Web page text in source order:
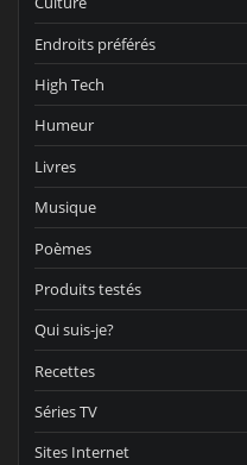
Endroits préférés
High Tech
Humeur
Livres
Musique
Poèmes
Produits testés
Qui suis-je?
Recettes
Séries TV
Sites Internet